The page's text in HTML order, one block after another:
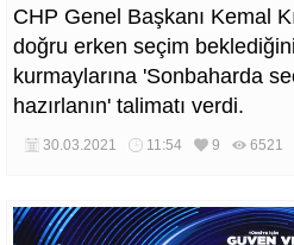
CHP Genel Başkanı Kemal
doğru erken seçim
kurmaylarına 'Sonbaharda
hazırlanın' talimatı verdi.
30.03.2021 11:54 9 6521